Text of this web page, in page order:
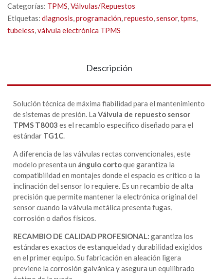
Categorías: TPMS,Válvulas/Repuestos
Etiquetas: diagnosis,programación,repuesto,sensor,tpms,
tubeless,válvula electrónica TPMS
Descripción
Solución técnica de máxima fiabilidad para el mantenimiento
de sistemas de presión. La Válvula de repuesto sensor
TPMS T8003 es el recambio específico diseñado para el
estándar TG1C.
A diferencia de las válvulas rectas convencionales, este
modelo presenta un ángulo cortoque garantiza la
compatibilidad en montajes donde el espacio es crítico o la
inclinación del sensor lo requiere. Es un recambio de alta
precisión que permite mantener la electrónica original del
sensor cuando la válvula metálica presenta fugas,
corrosión o daños físicos.
RECAMBIO DE CALIDAD PROFESIONAL: garantiza los
estándares exactos de estanqueidad y durabilidad exigidos
en el primer equipo. Su fabricación en aleación ligera
previene la corrosión galvánica y asegura un equilibrado